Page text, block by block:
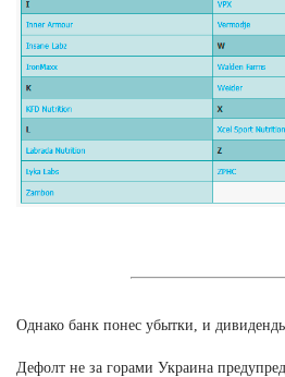
Однако банк понес убытки, и
Дефолт не за горами Украина